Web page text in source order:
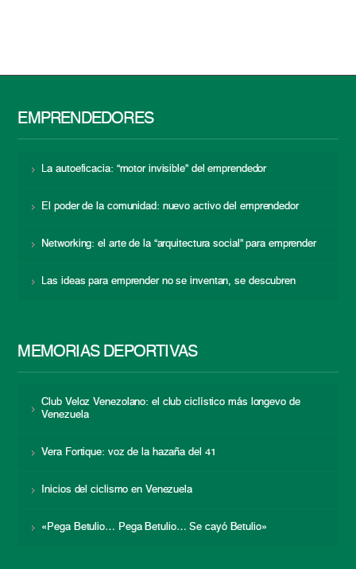
EMPRENDEDORES
La autoeficacia: “motor invisible” del emprendedor
El poder de la comunidad: nuevo activo del emprendedor
Networking: el arte de la “arquitectura social” para emprender
Las ideas para emprender no se inventan, se descubren
MEMORIAS DEPORTIVAS
Club Veloz Venezolano: el club ciclístico más longevo de
Venezuela
Vera Fortique: voz de la hazaña del 41
Inicios del ciclismo en Venezuela
«Pega Betulio… Pega Betulio… Se cayó Betulio»